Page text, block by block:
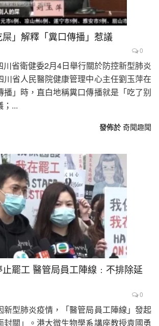
」解釋「糞口傳播」惹議
0
川省衛健委2月4日舉行關於防控新型肺炎
川省人民醫院健康管理中心主任劉玉萍在
播」時，直白地稱糞口傳播就是「吃了别
；...
發佈於 奇聞趣聞
罷工 醫管局員工陣線﹕不排除延
0
新型肺炎疫情，「醫管局員工陣線」發起
封關」。港大微生物學系講座教授袁國勇